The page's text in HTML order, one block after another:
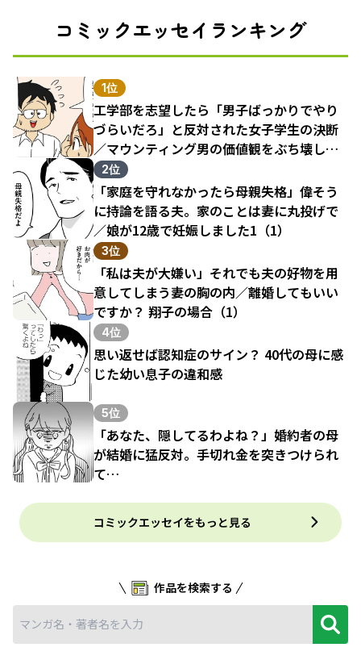
コミックエッセイランキング
1位
工学部を志望したら「男子ばっかりでやり
づらいだろ」と反対された女子学生の決断
／マウンティング男の価値観をぶち壊した
結果（1）
2位
「家庭を守れなかったら母親失格」偉そう
に持論を語る夫。家のことは妻に丸投げで
／娘が12歳で妊娠しました1（1）
3位
「私は夫が大嫌い」それでも夫の好物を用
意してしまう妻の胸の内／離婚してもいい
ですか？ 翔子の場合（1）
4位
思い返せば認知症のサイン？ 40代の母に感
じた幼い息子の違和感
5位
「あなた、隠してるわよね？」婚約者の母
が結婚に猛反対。手切れ金を突きつけられ
て…
コミックエッセイをもっと見る
作品を検索する